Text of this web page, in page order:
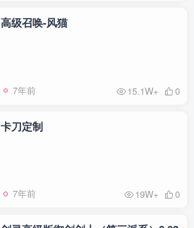
高级召唤-风猫
7年前 15.1W+ 0
卡刀定制
7年前 19W+ 0